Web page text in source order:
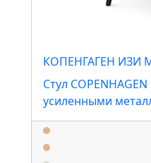
КОПЕНГАГЕН ИЗИ
Стул
усиленными